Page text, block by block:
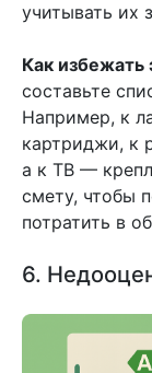
учитывать их
Как избежать
составьте
Например, к
картриджи, к
а к ТВ —
смету, чтобы
потратить в
6.